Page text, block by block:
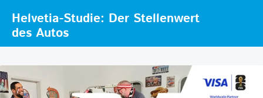
Helvetia-Studie: Der Stellenwert
des Autos